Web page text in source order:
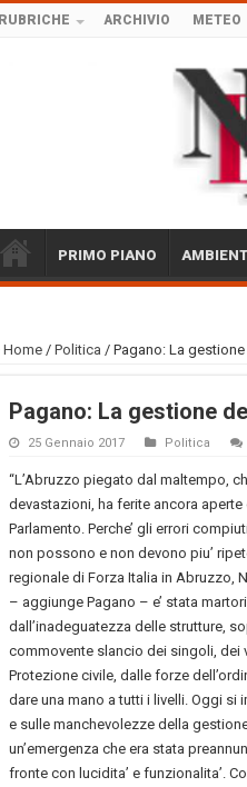
RUBRICHE ARCHIVIO METEO
PRIMO PIANO
Home / Politica / Pagano: La gestione
Pagano: La gestione
25 Gennaio 2017 Politica
“L’Abruzzo piegato dal maltempo,
devastazioni, ha ferite ancora
Parlamento. Perche’ gli errori
non possono e non devono piu’
regionale di Forza Italia in Abruzzo,
– aggiunge Pagano – e’ stata
dall’inadeguatezza delle strutture,
commovente slancio dei singoli, dei
Protezione civile, dalle forze
dare una mano a tutti i livelli. Oggi
e sulle manchevolezze della
un’emergenza che era stata
fronte con lucidita’ e funzionalita’.